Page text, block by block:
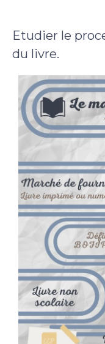
Etudier le
du livre.